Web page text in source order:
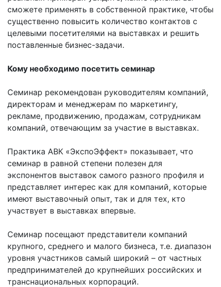
сможете применять в собственной практике, чтобы
существенно повысить количество контактов с
целевыми посетителями на выставках и решить
поставленные бизнес-задачи.
Кому необходимо посетить семинар
Семинар рекомендован руководителям компаний,
директорам и менеджерам по маркетингу,
рекламе, продвижению, продажам, сотрудникам
компаний, отвечающим за участие в выставках.
Практика АВК «ЭкспоЭффект» показывает, что
семинар в равной степени полезен для
экспонентов выставок самого разного профиля и
представляет интерес как для компаний, которые
имеют выставочный опыт, так и для тех, кто
участвует в выставках впервые.
Семинар посещают представители компаний
крупного, среднего и малого бизнеса, т.е. диапазон
уровня участников самый широкий – от частных
предпринимателей до крупнейших российских и
транснациональных корпораций.